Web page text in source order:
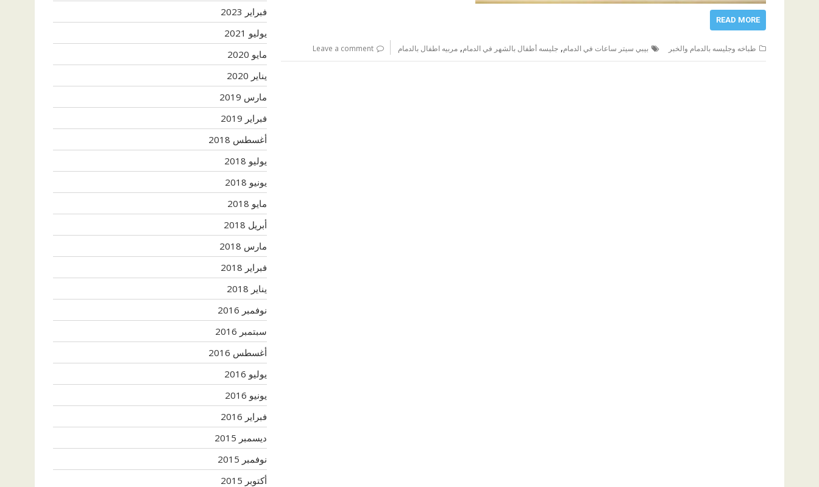
READ MORE
طباخه وجليسه بالدمام والخبر بيبي سيتر ساعات في الدمام, جليسه أطفال بالشهر في الدمام, مربيه اطفال بالدمام Leave a comment
فبراير 2023
يوليو 2021
مايو 2020
يناير 2020
مارس 2019
فبراير 2019
أغسطس 2018
يوليو 2018
يونيو 2018
مايو 2018
أبريل 2018
مارس 2018
فبراير 2018
يناير 2018
نوفمبر 2016
سبتمبر 2016
أغسطس 2016
يوليو 2016
يونيو 2016
فبراير 2016
ديسمبر 2015
نوفمبر 2015
أكتوبر 2015